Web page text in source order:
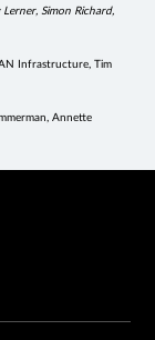
Simon Richard,
Infrastructure, Tim
Annette